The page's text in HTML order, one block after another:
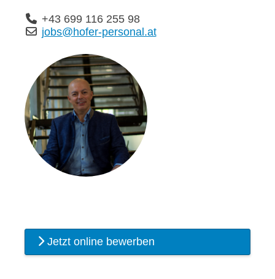
+43 699 116 255 98
jobs@hofer-personal.at
Jetzt online bewerben